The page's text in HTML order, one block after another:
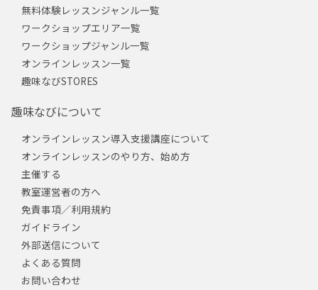
無料体験レッスンジャンル一覧
ワークショップエリア一覧
ワークショップジャンル一覧
オンラインレッスン一覧
趣味なびSTORES
趣味なびについて
オンラインレッスン導入支援講座について
オンラインレッスンのやり方、始め方
主催する
教室運営者の方へ
免責事項／利用規約
ガイドライン
外部送信について
よくある質問
お問い合わせ